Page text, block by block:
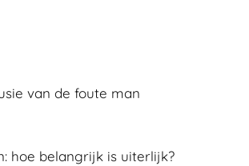
van de foute man
hoe belangrijk is uiterlijk?